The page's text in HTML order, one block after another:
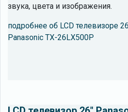
звука, цвета и изображения.
подробнее об LCD телевизоре
Panasonic TX-26LX500P